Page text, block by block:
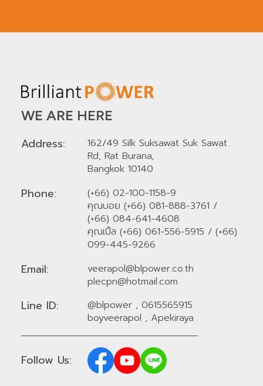
WE ARE HERE
Address:
162/49 Silk Suksawat Suk Sawat
Rd, Rat Burana,
Bangkok 10140
Phone:
(+66) 02-100-1158-9
คุณบอย (+66) 081-888-3761 /
(+66) 084-641-4608
คุณเปิ้ล (+66) 061-556-5915 / (+66)
099-445-9266
Email:
veerapol@blpower.co.th
plecpn@hotmail.com
Line ID: @blpower, 0615565915
boyveerapol , Apekiraya
Follow Us: